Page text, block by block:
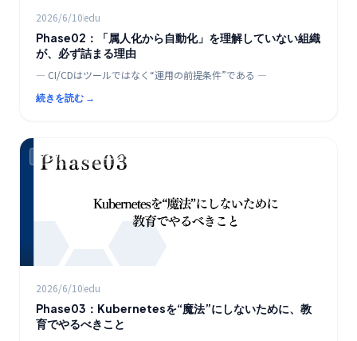
2026/6/10edu
Phase02：「属人化から自動化」を理解していない組織
が、必ず詰まる理由
― CI/CDはツールではなく“運用の前提条件”である ―
続きを読む →
クラウド時代のエンジニア教育ロードマップ
2026/6/10edu
Phase03：Kubernetesを“魔法”にしないために、教
育でやるべきこと